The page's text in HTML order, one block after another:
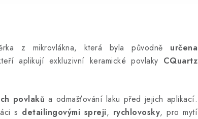
z mikrovlákna, která byla původně
určena
aplikují exkluzivní keramické povlaky CQuartz
povlaků a odmašťování laku před jejich aplikací.
s detailingovými spreji, rychlovosky, pro mytí